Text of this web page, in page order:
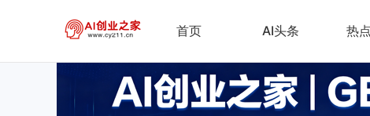
首页 AI头条 热